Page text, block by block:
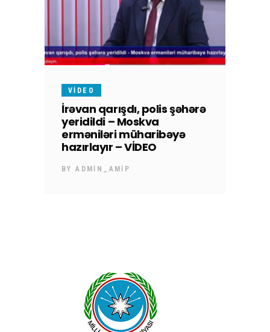
VIDEO
İrəvan qarışdı, polis şəhərə
yeridildi – Moskva
erməniləri müharibəyə
hazırlayır – VİDEO
BYADMIN_AMIP